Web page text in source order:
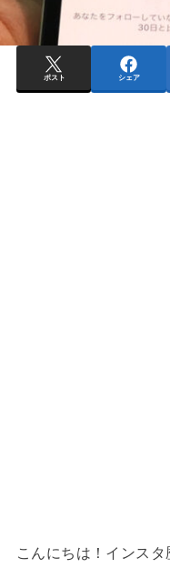
ポスト シェア
こんにちは！インスタ